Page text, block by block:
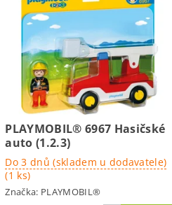
PLAYMOBIL® 6967 Hasičské
auto (1.2.3)
Do 3 dnů (skladem u dodavatele)
(1 ks)
Značka: PLAYMOBIL®